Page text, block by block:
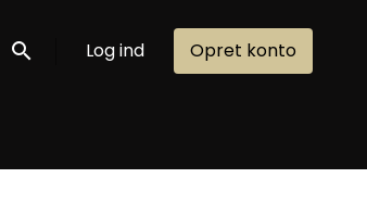
Søg nu Log ind Opret konto